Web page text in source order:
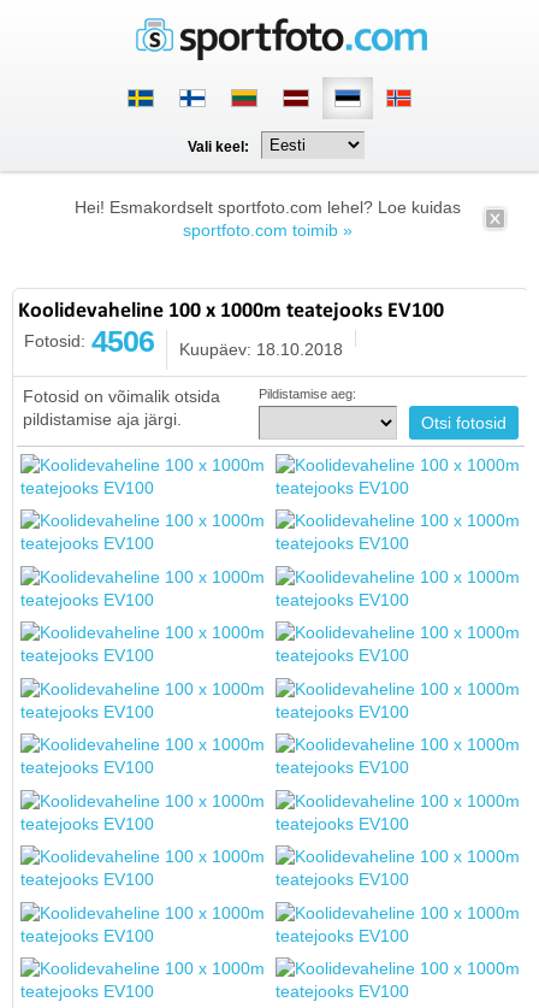
Vali keel:
Hei! Esmakordselt sportfoto.com lehel? Loe kuidas
sportfoto.com toimib »
Koolidevaheline 100 x 1000m teatejooks EV100
Fotosid: 4506 Kuupäev: 18.10.2018
Fotosid on võimalik otsida
pildistamise aja järgi.
Pildistamise aeg: